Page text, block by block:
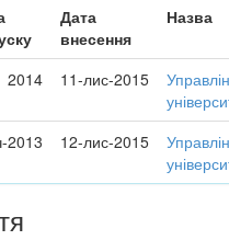
Дата
внесення
Назва
2014 11-лис-2015
2013 12-лис-2015